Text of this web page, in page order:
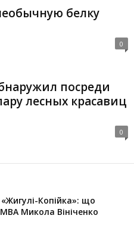
белку
0
посреди
лесных красавиц
0
Копійка»: що
МВА Микола Вініченко